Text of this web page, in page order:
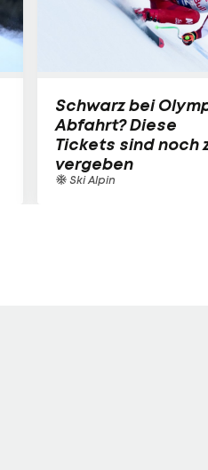
Schwarz bei
Abfahrt? Diese
Tickets sind noch
vergeben
Ski Alpin